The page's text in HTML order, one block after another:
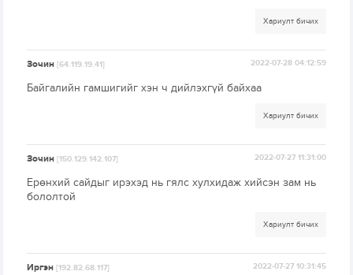
Хариулт бичих
Зочин[64.119.19.41] 2022-07-28 04:12:59
Байгалийн гамшигийг хэн ч дийлэхгүй байхаа
Хариулт бичих
Зочин[150.129.142.107] 2022-07-27 11:31:00
Ерөнхий сайдыг ирэхэд нь гялс хулхидаж хийсэн зам нь
бололтой
Хариулт бичих
Иргэн[192.82.68.117] 2022-07-27 10:31:45